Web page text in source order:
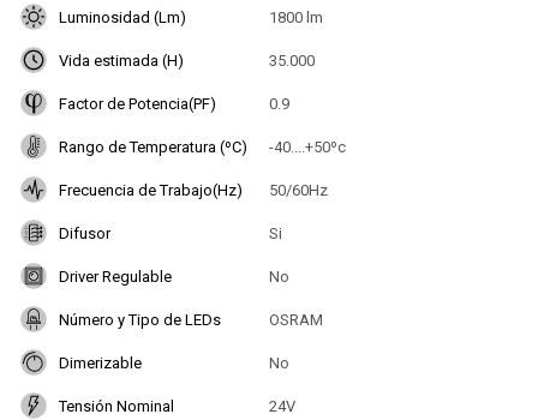
Luminosidad (Lm) 1800 lm
Vida estimada (H) 35.000
Factor de Potencia(PF) 0.9
Rango de Temperatura (ºC) -40....+50ºc
Frecuencia de Trabajo(Hz) 50/60Hz
Difusor Si
Driver Regulable No
Número y Tipo de LEDs OSRAM
Dimerizable No
Tensión Nominal 24V